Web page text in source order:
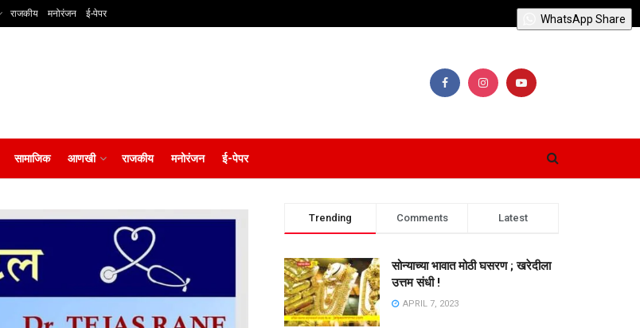
राजकीय मनोरंजन ई-पेपर
सामाजिक आणखी राजकीय मनोरंजन ई-पेपर
Trending Comments Latest
सोन्याच्या भावात मोठी घसरण ; खरेदीला
उत्तम संधी !
APRIL 7, 2023
WhatsApp Share